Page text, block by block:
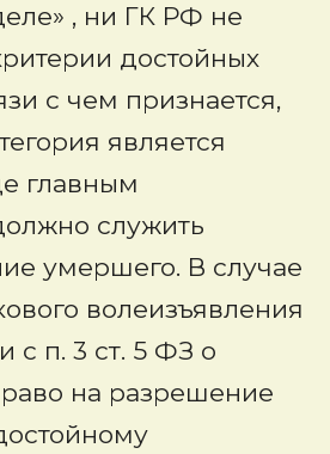
, ни ГК РФ не
достойных
с чем признается,
является
главным
служить
умершего. В случае
волеизъявления
с п. 3 ст. 5 ФЗ о
на разрешение